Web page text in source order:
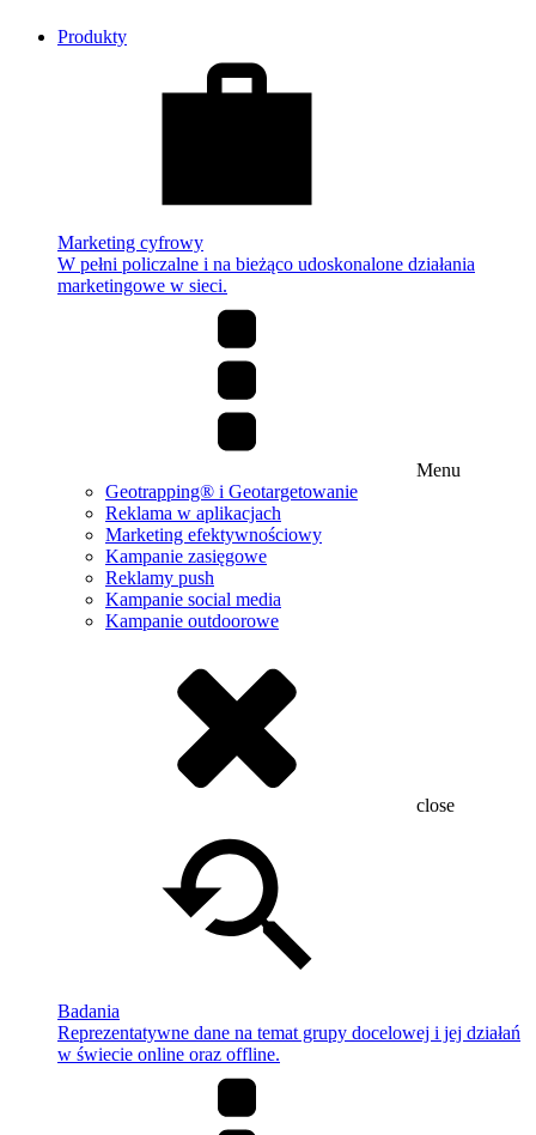
Produkty
Marketing cyfrowy
W pełni policzalne i na bieżąco udoskonalone działania
marketingowe w sieci.
Menu
Geotrapping® i Geotargetowanie
Reklama w aplikacjach
Marketing efektywnościowy
Kampanie zasięgowe
Reklamy push
Kampanie social media
Kampanie outdoorowe
close
Badania
Reprezentatywne dane na temat grupy docelowej i jej działań
w świecie online oraz offline.